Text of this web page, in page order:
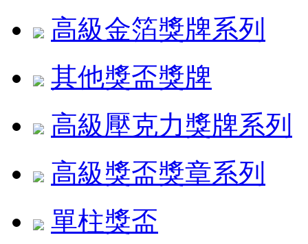
高級金箔獎牌系列
其他獎盃獎牌
高級壓克力獎牌系列
高級獎盃獎章系列
單柱獎盃